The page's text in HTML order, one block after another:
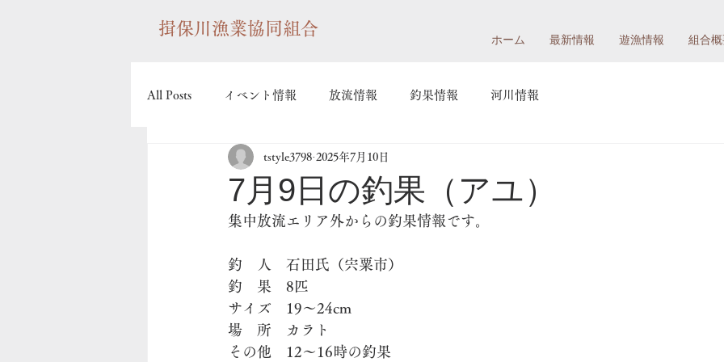
揖保川漁業協同組合
ホーム 最新情報 遊漁情報 組合
All Posts イベント情報 放流情報 釣果情報 河川情報
7月9日の釣果（アユ）
tstyle3798 2025年7月10日
集中放流エリア外からの釣果情報です。
釣　人　石田氏（宍粟市）
釣　果　8匹
サイズ　19〜24cm
場　所　カラト
その他　12〜16時の釣果